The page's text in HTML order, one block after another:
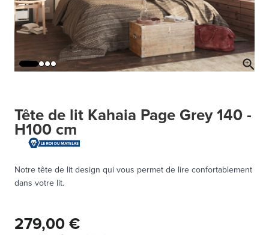
Tête de lit Kahaia Page Grey 140 -
H100 cm
Notre tête de lit design qui vous permet de lire confortablement
dans votre lit.
279,00 €